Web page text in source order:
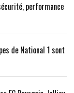
performance
de National 1 sont